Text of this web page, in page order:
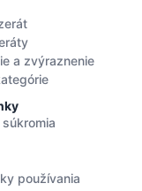
a zvýraznenie
používania